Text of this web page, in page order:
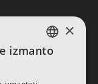
- 17:00
LATVIAN
×
izmanto